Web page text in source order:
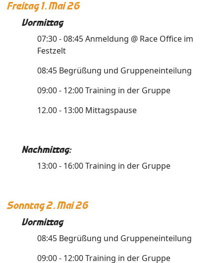
Freitag 1. Mai 26
Vormittag
07:30 - 08:45 Anmeldung @ Race Office im
Festzelt
08:45 Begrüßung und Gruppeneinteilung
09:00 - 12:00 Training in der Gruppe
12.00 - 13:00 Mittagspause
Nachmittag:
13:00 - 16:00 Training in der Gruppe
Sonntag 2. Mai 26
Vormittag
08:45 Begrüßung und Gruppeneinteilung
09:00 - 12:00 Training in der Gruppe